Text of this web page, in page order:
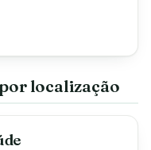
localização